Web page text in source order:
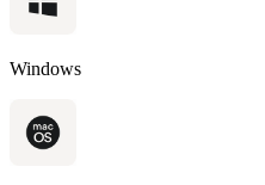
Windows